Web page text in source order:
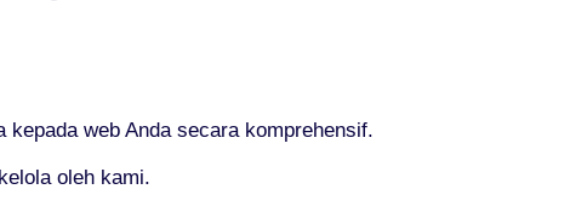
web Anda secara komprehensif.
oleh kami.